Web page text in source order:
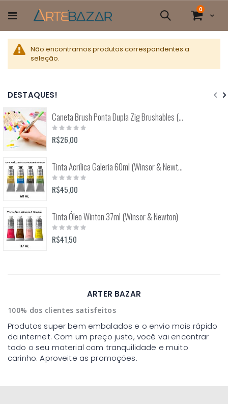
para
o
conteúdo
Cart
0itens
Pesquisa
Não encontramos produtos correspondentes a
seleção.
DESTAQUES!
Caneta Brush Ponta Dupla Zig Brushables (Kuretake)
Rating:
0%
R$26,00
Tinta Acrílica Galeria 60ml (Winsor & Newton)
Rating:
0%
R$45,00
Tinta Óleo Winton 37ml (Winsor & Newton)
Rating:
0%
R$41,50
ARTER BAZAR
100% dos clientes satisfeitos
Produtos super bem embalados e o envio mais rápido
da internet. Com um preço justo, você vai encontrar
todo o seu material com tranquilidade e muito
carinho. Aproveite as promoções.